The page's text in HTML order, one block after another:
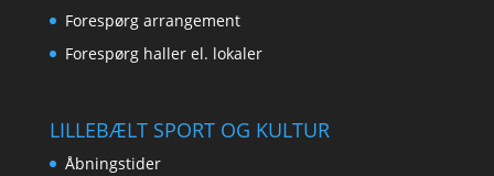
Forespørg arrangement
Forespørg haller el. lokaler
LILLEBÆLT SPORT OG KULTUR
Åbningstider